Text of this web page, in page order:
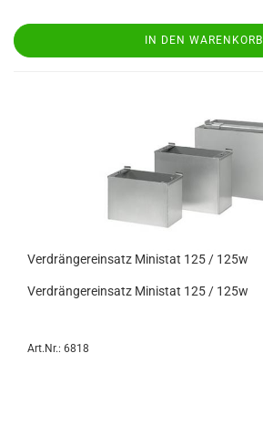
IN DEN WARENKORB
Verdrängereinsatz Ministat 125 / 125w
Verdrängereinsatz Ministat 125 / 125w
Art.Nr.: 6818